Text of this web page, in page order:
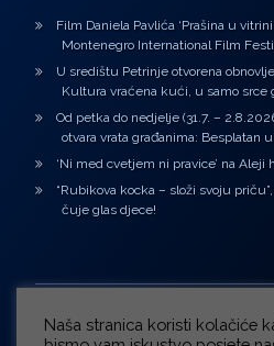
Film Daniela Pavlića ‘Prašina u
Montenegro International Film
U središtu Petrinje otvorena
Kultura vraćena kući, u samo srce
Od petka do nedjelje (31.7. –
otvara vrata građanima: Besplatan
‘Ni med cvetjem ni pravice’ na
“Rubikova kocka – složi svoju
čuje glas djece!
Naša stranica koristi kolačiće